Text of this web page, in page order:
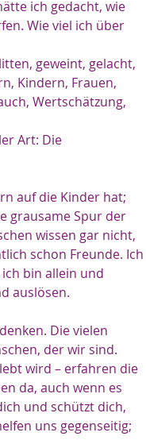
ich gedacht, wie
Wie viel ich über
geweint, gelacht,
Kindern, Frauen,
Wertschätzung,
Art: Die
auf die Kinder hat;
grausame Spur der
wissen gar nicht,
schon Freunde. Ich
bin allein und
auslösen.
Die vielen
der wir sind.
wird – erfahren die
da, auch wenn es
und schützt dich,
uns gegenseitig;